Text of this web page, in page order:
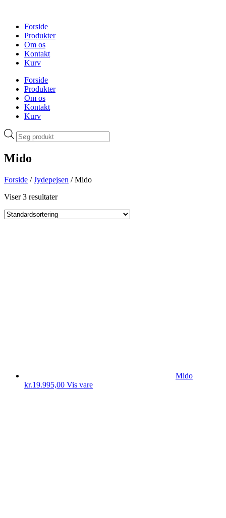
Forside
Produkter
Om os
Kontakt
Kurv
Forside
Produkter
Om os
Kontakt
Kurv
Products
search
Mido
Forside /Jydepejsen / Mido
Viser 3 resultater
Mido
kr.19.995,00 Vis vare